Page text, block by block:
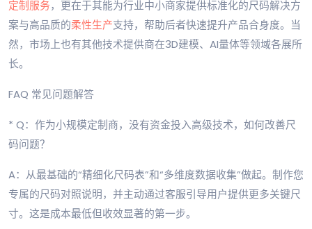
定制服务，更在于其能为行业中小商家提供标准化的尺码解决方
案与高品质的柔性生产支持，帮助后者快速提升产品合身度。当
然，市场上也有其他技术提供商在3D建模、AI量体等领域各展所
长。
FAQ 常见问题解答
* Q：作为小规模定制商，没有资金投入高级技术，如何改善尺
码问题？
A：从最基础的“精细化尺码表”和“多维度数据收集”做起。制作您
专属的尺码对照说明，并主动通过客服引导用户提供更多关键尺
寸。这是成本最低但收效显著的第一步。